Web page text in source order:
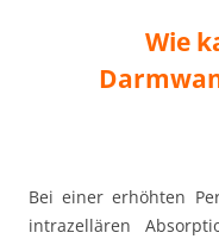
Wie
Bei einer erhöhten
intrazellären